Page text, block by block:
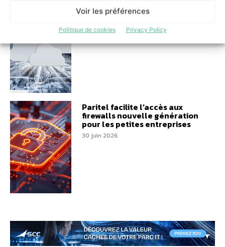
Voir les préférences
Politique de cookies Privacy Policy
Alphalink facilite la gestion
des tunnels IPsec grâce à
Vision
1 juillet 2026
Paritel facilite l’accès aux
firewalls nouvelle génération
pour les petites entreprises
30 juin 2026